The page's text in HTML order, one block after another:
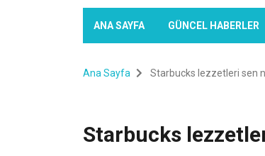
ANA SAYFA GÜNCEL HABERLER
Ana Sayfa Starbucks lezzetleri sen
Starbucks